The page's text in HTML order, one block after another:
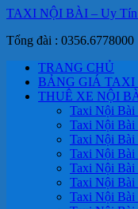
TAXI NỘI BÀI – Uy Tín
Tổng đài : 0356.6778000
TRANG CHỦ
BẢNG GIÁ TAXI
THUÊ XE NỘI
Taxi Nội Bài
Taxi Nội Bài
Taxi Nội Bài
Taxi Nội Bài
Taxi Nội Bài
Taxi Nội Bài
Taxi Nội Bài